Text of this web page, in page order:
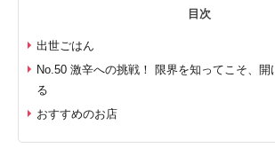
目次
出世ごはん
No.50 激辛への挑戦！ 限界を知ってこそ、開
る
おすすめのお店